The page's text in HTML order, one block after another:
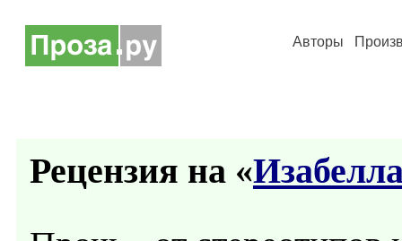
Авторы
Рецензия на «